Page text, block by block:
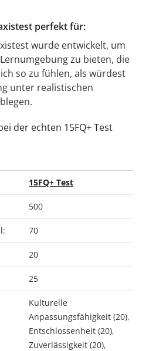
perfekt für:
wurde entwickelt, um
zu bieten, die
so zu fühlen, als würdest
unter realistischen
der echten 15FQ+ Test
15FQ+ Test
500
70
20
25
Kulturelle
Anpassungsfähigkeit (20),
Entschlossenheit (20),
Zuverlässigkeit (20),